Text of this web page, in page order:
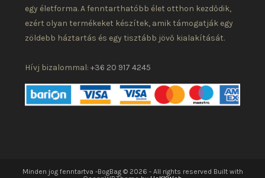
egy életforma. A fenntarthatóbb élet otthon kezdődik,
ezért olyan termékeket készítek, amik támogatják egy
zöldebb háztartás és egy tisztább jövő kialakítását.
Hívj bizalommal:+36 20 917 4245
Minden jog fenntartva -BogBag © 2026 - All rights reserved Built with